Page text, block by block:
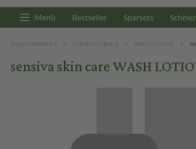
Menü Bestseller Sparsets
Hygienebedarf Hautreinigung Waschlotion
sensiva skin care WASH